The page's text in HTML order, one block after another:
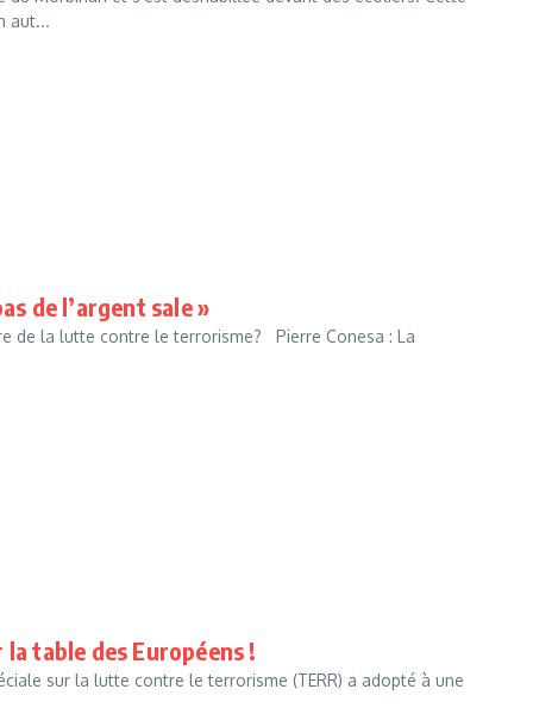
aut...
de l’argent sale »
de la lutte contre le terrorisme? Pierre Conesa : La
table des Européens !
sur la lutte contre le terrorisme (TERR) a adopté à une